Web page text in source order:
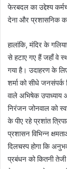
फेरबदल का उद्देश्य
देना और प्रशासनिक
हालांकि, मंदिर के
से हटाए गए हैं जहाँ वे
गया है। उदाहरण के
शर्मा को सीधे जनसंपर्क
वाले अभिषेक
निरंजन जोनवाल को
के पीए रहे प्रशांत
प्रशासन विभिन्न
दिलचस्प होगा कि
प्रबंधन को कितनी